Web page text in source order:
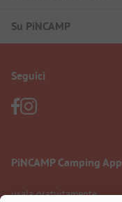
Su PiNCAMP
Seguici
PiNCAMP Camping App
usala gratuitamente